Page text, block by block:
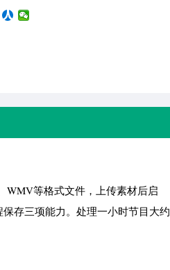
WMV等格式文件，上传素材后启
存三项能力。处理一小时节目大约